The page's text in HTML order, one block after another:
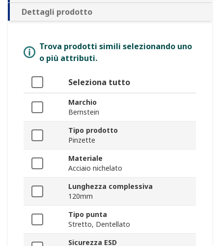
Dettagli prodotto
Trova prodotti simili selezionando uno
o più attributi.
Seleziona tutto
Marchio
Bernstein
Tipo prodotto
Pinzette
Materiale
Acciaio nichelato
Lunghezza complessiva
120mm
Tipo punta
Stretto, Dentellato
Sicurezza ESD